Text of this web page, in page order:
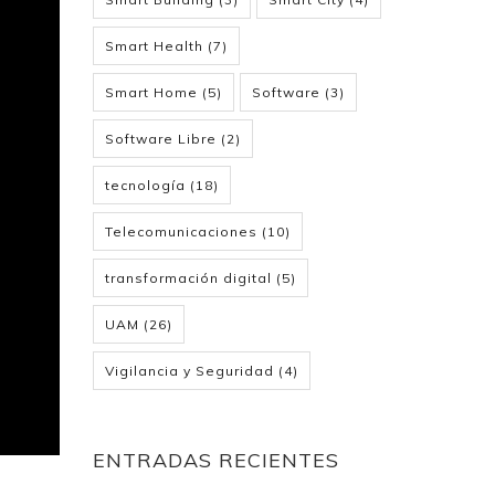
Smart Health (7)
Smart Home (5) Software (3)
Software Libre (2)
tecnología (18)
Telecomunicaciones (10)
transformación digital (5)
UAM (26)
Vigilancia y Seguridad (4)
ENTRADAS RECIENTES